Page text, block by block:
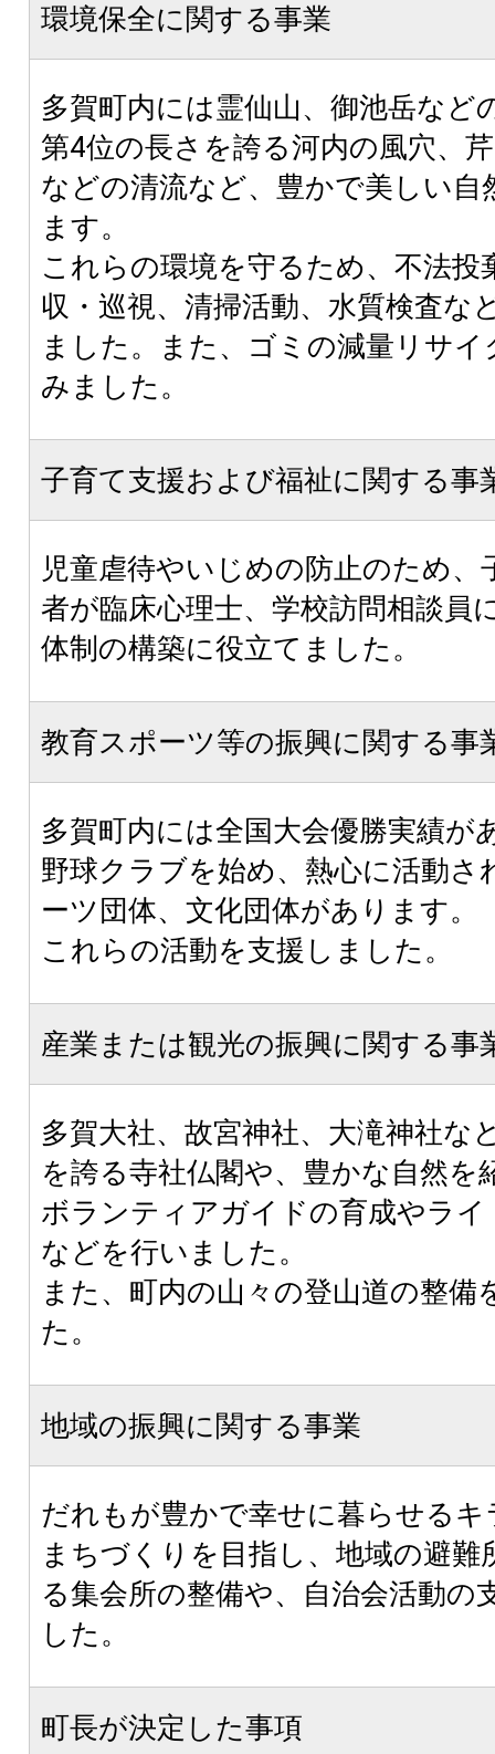
環境保全に関する事業
多賀町内には霊仙山、御池岳など
第4位の長さを誇る河内の風穴、
などの清流など、豊かで美しい自
ます。
これらの環境を守るため、不法投
収・巡視、清掃活動、水質検査な
ました。また、ゴミの減量リサイ
みました。
子育て支援および福祉に関する事
児童虐待やいじめの防止のため、
者が臨床心理士、学校訪問相談員
体制の構築に役立てました。
教育スポーツ等の振興に関する事
多賀町内には全国大会優勝実績が
野球クラブを始め、熱心に活動さ
ーツ団体、文化団体があります。
これらの活動を支援しました。
産業または観光の振興に関する事
多賀大社、故宮神社、大滝神社な
を誇る寺社仏閣や、豊かな自然を
ボランティアガイドの育成やラ
などを行いました。
また、町内の山々の登山道の整備
た。
地域の振興に関する事業
だれもが豊かで幸せに暮らせる
まちづくりを目指し、地域の避難
る集会所の整備や、自治会活動の
した。
町長が決定した事項